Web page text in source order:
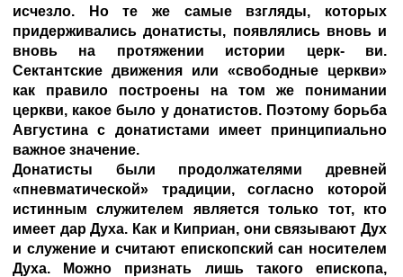
исчезло. Но те же самые взгляды, которых
придерживались донатисты, появлялись вновь и
вновь на протяжении истории церк- ви.
Сектантские движения или «свободные церкви»
как правило построены на том же понимании
церкви, какое было у донатистов. Поэтому борьба
Августина с донатистами имеет принципиально
важное значение.
Донатисты были продолжателями древней
«пневматической» традиции, согласно которой
истинным служителем является только тот, кто
имеет дар Духа. Как и Киприан, они связывают Дух
и служение и считают епископский сан носителем
Духа. Можно признать лишь такого епископа,